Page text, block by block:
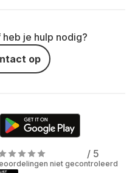
je hulp nodig?
op
/ 5
niet gecontroleerd